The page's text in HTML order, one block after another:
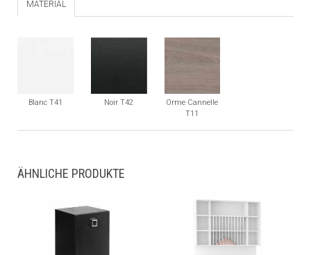
MATERIAL
Blanc T41 Noir T42
Orme Cannelle
T11
ÄHNLICHE PRODUKTE